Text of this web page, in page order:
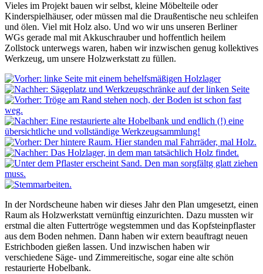
Vieles im Projekt bauen wir selbst, kleine Möbelteile oder
Kinderspielhäuser, oder müssen mal die Draußentische neu schleifen
und ölen. Viel mit Holz also. Und wo wir uns unseren Berliner
WGs gerade mal mit Akkuschrauber und hoffentlich heilem
Zollstock unterwegs waren, haben wir inzwischen genug kollektives
Werkzeug, um unsere Holzwerkstatt zu füllen.
In der Nordscheune haben wir dieses Jahr den Plan umgesetzt, einen
Raum als Holzwerkstatt vernünftig einzurichten. Dazu mussten wir
erstmal die alten Futtertröge wegstemmen und das Kopfsteinpflaster
aus dem Boden nehmen. Dann haben wir extern beauftragt neuen
Estrichboden gießen lassen. Und inzwischen haben wir
verschiedene Säge- und Zimmereitische, sogar eine alte schön
restaurierte Hobelbank.